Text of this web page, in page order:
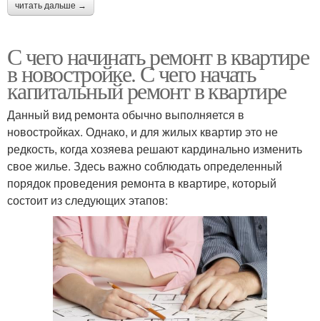
читать дальше →
С чего начинать ремонт в квартире
в новостройке. С чего начать
капитальный ремонт в квартире
Данный вид ремонта обычно выполняется в
новостройках. Однако, и для жилых квартир это не
редкость, когда хозяева решают кардинально изменить
свое жилье. Здесь важно соблюдать определенный
порядок проведения ремонта в квартире, который
состоит из следующих этапов: